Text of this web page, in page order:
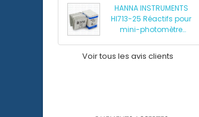
HANNA INSTRUMENTS
HI713-25 Réactifs pour
mini-photomètre
Voir tous les avis clients